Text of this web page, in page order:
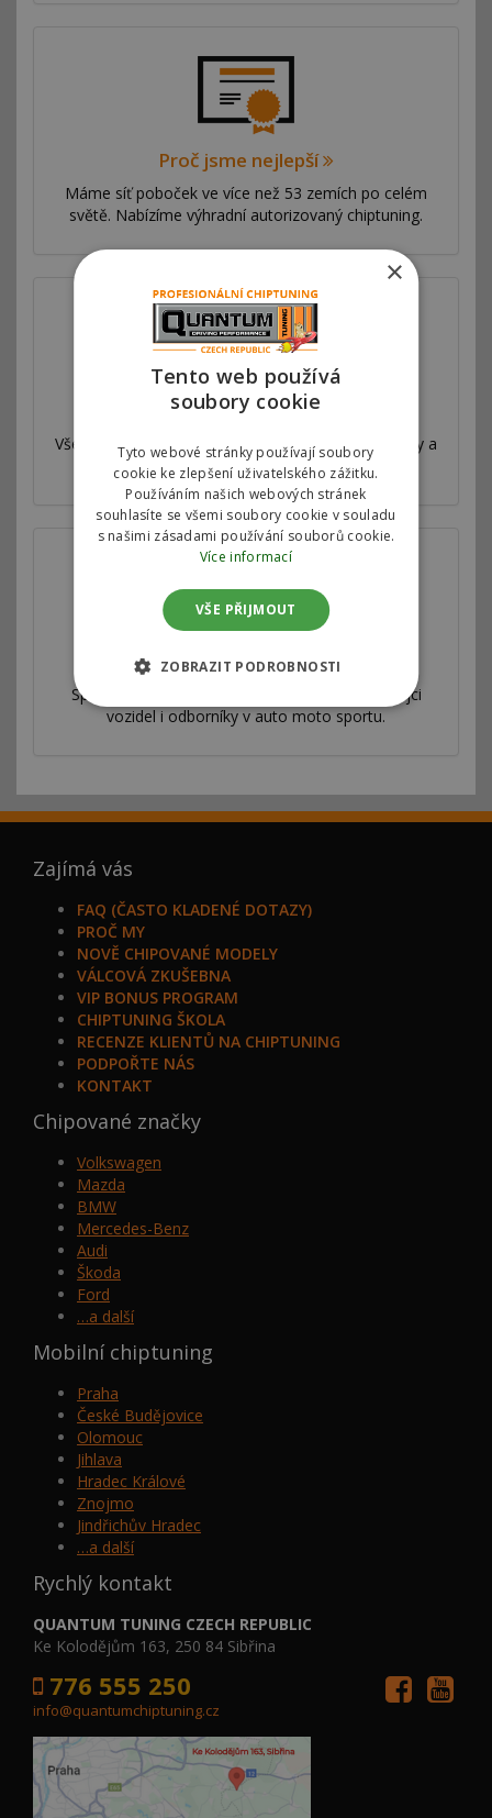
Proč jsme nejlepší
Máme síť poboček ve více než 53 zemích po celém
světě. Nabízíme výhradní autorizovaný chiptuning.
Válcová zkušebna
Všechny naše úpravy jsou velmi důkladně testovány a
měřeny na profesionální válcové zkušebně.
Spolupracujeme
Splupracujeme s autorizovanými servisy, prodejci
vozidel i odborníky v auto moto sportu.
Zajímá vás
FAQ (ČASTO KLADENÉ DOTAZY)
PROČ MY
NOVĚ CHIPOVANÉ MODELY
VÁLCOVÁ ZKUŠEBNA
VIP BONUS PROGRAM
CHIPTUNING ŠKOLA
RECENZE KLIENTŮ NA CHIPTUNING
PODPOŘTE NÁS
KONTAKT
Chipované značky
Volkswagen
Mazda
BMW
Mercedes-Benz
Audi
Škoda
Ford
…a další
Mobilní chiptuning
Praha
České Budějovice
Olomouc
Jihlava
Hradec Králové
Znojmo
Jindřichův Hradec
…a další
Rychlý kontakt
QUANTUM TUNING CZECH REPUBLIC
Ke Kolodějům 163, 250 84 Sibřina
776 555 250
info@quantumchiptuning.cz
×
Tento web používá
soubory cookie
Tyto webové stránky používají soubory
cookie ke zlepšení uživatelského zážitku.
Používáním našich webových stránek
souhlasíte se všemi soubory cookie v souladu
s našimi zásadami používání souborů cookie.
Více informací
VŠE PŘIJMOUT
ZOBRAZIT PODROBNOSTI